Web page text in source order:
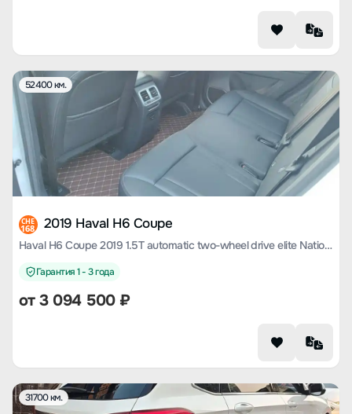
52400 км.
CHE
168 2019 Haval H6 Coupe
Haval H6 Coupe 2019 1.5T automatic two-wheel drive elite National V
Гарантия 1 - 3 года
от3 094 500₽
31700 км.